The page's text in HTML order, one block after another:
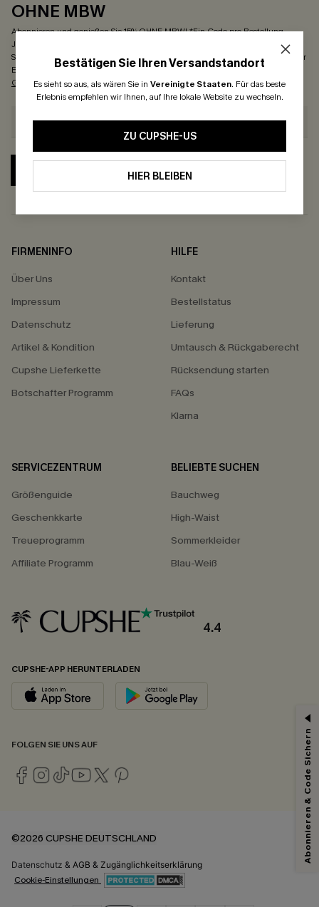
Bestätigen Sie Ihren Versandstandort
Es sieht so aus, als wären Sie in Vereinigte Staaten. Für das beste
Erlebnis empfehlen wir Ihnen, auf Ihre lokale Website zu wechseln.
ZU CUPSHE-US
HIER BLEIBEN
OHNE MBW
Abonnieren und genießen Sie 15% OHNE MBW! *Ein Code pro Bestellung.
Jeder Code ist einmal gültig. Wenn Sie auf diese Schaltfläche klicken, erklären
Sie sich damit einverstanden, exklusive Angebote und Updates von Cupshe per
E-Mail zu erhalten. Außerdem akzeptieren Sie unsereAllgemeinen
GeschäftsbedingungenundDatenschutzrichtlinien. Jederzeit abbestellen.
FIRMENINFO
Über Uns
Impressum
Datenschutz
Artikel & Kondition
Cupshe Lieferkette
Botschafter Programm
HILFE
Kontakt
Bestellstatus
Lieferung
Umtausch & Rückgaberecht
Rücksendung starten
FAQs
Klarna
SERVICEZENTRUM
Größenguide
Geschenkkarte
Treueprogramm
Affiliate Programm
BELIEBTE SUCHEN
Bauchweg
High-Waist
Sommerkleider
Blau-Weiß
4.4
CUPSHE-APP HERUNTERLADEN
FOLGEN SIE UNS AUF
©2026 CUPSHE DEUTSCHLAND
Datenschutz & AGB & Zugänglichkeitserklärung
Cookie-Einstellungen
Abonnieren & Code Sichern